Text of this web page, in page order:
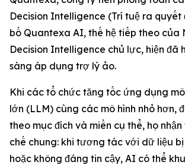
Decision Intelligence (Trí tuệ ra quyết
bố Quantexa AI, thế hệ tiếp theo của
Decision Intelligence chủ lực, hiện đã
sàng áp dụng trợ lý ảo.
Khi các tổ chức tăng tốc ứng dụng
lớn (LLM) cùng các mô hình nhỏ hơn,
theo mục đích và miền cụ thể, họ
chế chung: khi tương tác với dữ liệu
hoặc không đáng tin cậy, AI có thể